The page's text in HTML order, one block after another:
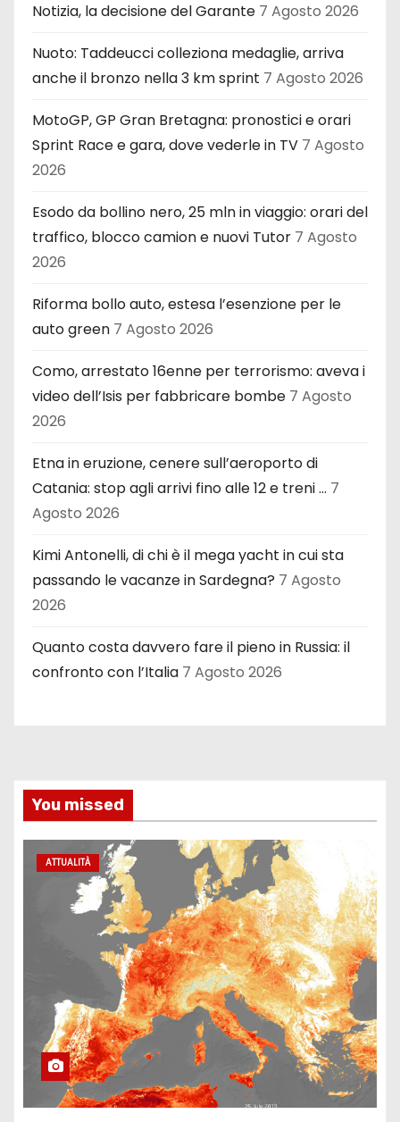
Notizia, la decisione del Garante 7 Agosto 2026
Nuoto: Taddeucci colleziona medaglie, arriva
anche il bronzo nella 3 km sprint 7 Agosto 2026
MotoGP, GP Gran Bretagna: pronostici e orari
Sprint Race e gara, dove vederle in TV 7 Agosto
2026
Esodo da bollino nero, 25 mln in viaggio: orari del
traffico, blocco camion e nuovi Tutor 7 Agosto
2026
Riforma bollo auto, estesa l’esenzione per le
auto green 7 Agosto 2026
Como, arrestato 16enne per terrorismo: aveva i
video dell’Isis per fabbricare bombe 7 Agosto
2026
Etna in eruzione, cenere sull’aeroporto di
Catania: stop agli arrivi fino alle 12 e treni … 7
Agosto 2026
Kimi Antonelli, di chi è il mega yacht in cui sta
passando le vacanze in Sardegna? 7 Agosto
2026
Quanto costa davvero fare il pieno in Russia: il
confronto con l’Italia 7 Agosto 2026
You missed
ATTUALITÀ